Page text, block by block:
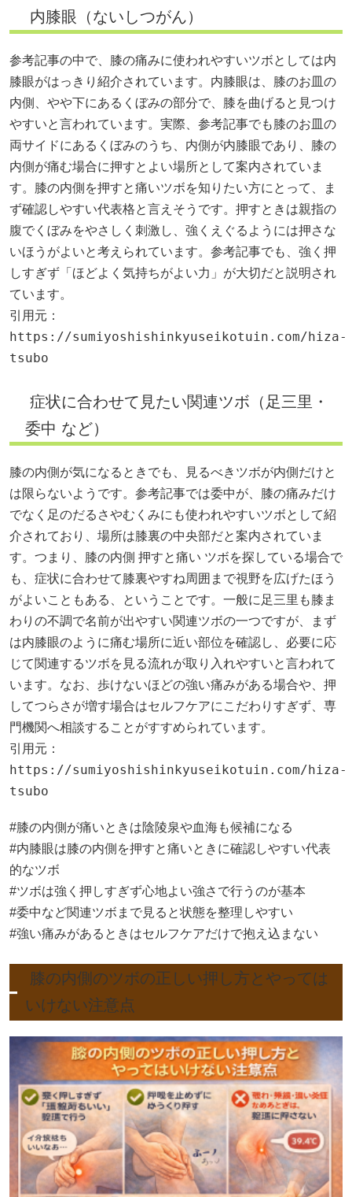
内膝眼（ないしつがん）
参考記事の中で、膝の痛みに使われやすいツボとしては内
膝眼がはっきり紹介されています。内膝眼は、膝のお皿の
内側、やや下にあるくぼみの部分で、膝を曲げると見つけ
やすいと言われています。実際、参考記事でも膝のお皿の
両サイドにあるくぼみのうち、内側が内膝眼であり、膝の
内側が痛む場合に押すとよい場所として案内されていま
す。膝の内側を押すと痛いツボを知りたい方にとって、ま
ず確認しやすい代表格と言えそうです。押すときは親指の
腹でくぼみをやさしく刺激し、強くえぐるようには押さな
いほうがよいと考えられています。参考記事でも、強く押
しすぎず「ほどよく気持ちがよい力」が大切だと説明され
ています。
引用元：
https://sumiyoshishinkyuseikotuin.com/hiza-
tsubo
症状に合わせて見たい関連ツボ（足三里・
委中 など）
膝の内側が気になるときでも、見るべきツボが内側だけと
は限らないようです。参考記事では委中が、膝の痛みだけ
でなく足のだるさやむくみにも使われやすいツボとして紹
介されており、場所は膝裏の中央部だと案内されていま
す。つまり、膝の内側 押すと痛い ツボを探している場合で
も、症状に合わせて膝裏やすね周囲まで視野を広げたほう
がよいこともある、ということです。一般に足三里も膝ま
わりの不調で名前が出やすい関連ツボの一つですが、まず
は内膝眼のように痛む場所に近い部位を確認し、必要に応
じて関連するツボを見る流れが取り入れやすいと言われて
います。なお、歩けないほどの強い痛みがある場合や、押
してつらさが増す場合はセルフケアにこだわりすぎず、専
門機関へ相談することがすすめられています。
引用元：
https://sumiyoshishinkyuseikotuin.com/hiza-
tsubo
#膝の内側が痛いときは陰陵泉や血海も候補になる
#内膝眼は膝の内側を押すと痛いときに確認しやすい代表
的なツボ
#ツボは強く押しすぎず心地よい強さで行うのが基本
#委中など関連ツボまで見ると状態を整理しやすい
#強い痛みがあるときはセルフケアだけで抱え込まない
膝の内側のツボの正しい押し方とやっては
いけない注意点